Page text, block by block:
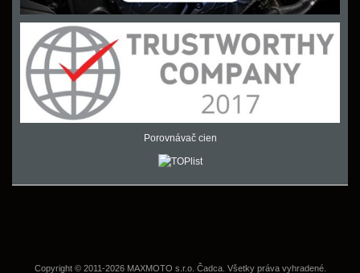
Porovnávač cien
Copyright © 2011-2026 MAXMOTO s.r.o. Čadca. Všetky práva vyhradené.